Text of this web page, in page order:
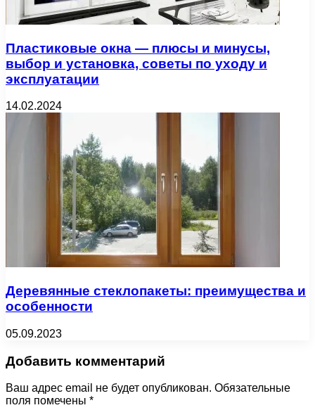
Пластиковые окна — плюсы и минусы,
выбор и установка, советы по уходу и
эксплуатации
14.02.2024
Деревянные стеклопакеты: преимущества и
особенности
05.09.2023
Добавить комментарий
Ваш адрес email не будет опубликован. Обязательные
поля помечены *